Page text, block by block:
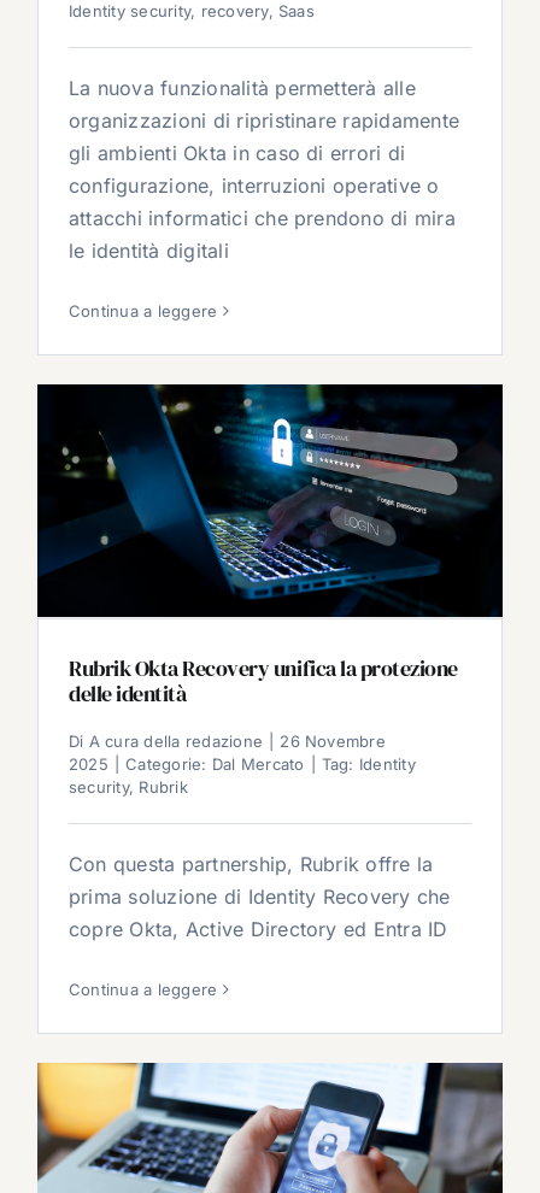
Identity security, recovery, Saas
La nuova funzionalità permetterà alle
organizzazioni di ripristinare rapidamente
gli ambienti Okta in caso di errori di
configurazione, interruzioni operative o
attacchi informatici che prendono di mira
le identità digitali
Continua a leggere
Rubrik Okta Recovery unifica la protezione
delle identità
Di A cura della redazione
26 Novembre
2025
Categorie: Dal Mercato Tag: Identity
security, Rubrik
Con questa partnership, Rubrik offre la
prima soluzione di Identity Recovery che
copre Okta, Active Directory ed Entra ID
Continua a leggere